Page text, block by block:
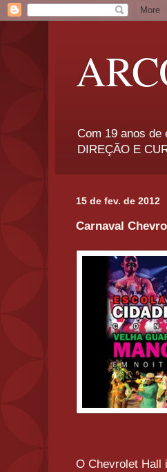
Com 19 anos
DIREÇÃO E
15 de fev. de 2012
Carnaval
O Chevrolet Hall